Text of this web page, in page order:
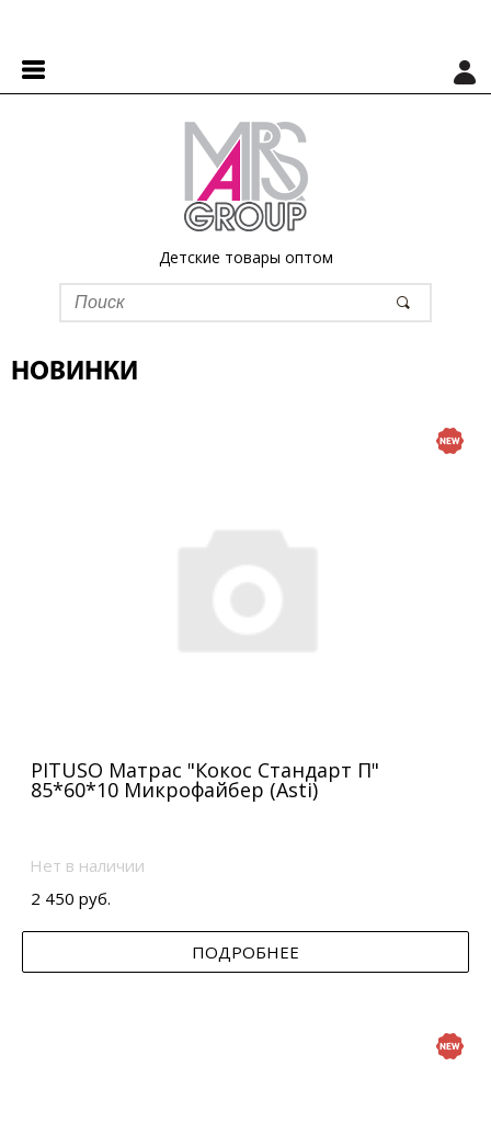
Детские товары оптом
НОВИНКИ
PITUSO Матрас "Кокос Стандарт П"
85*60*10 Микрофайбер (Asti)
Нет в наличии
2 450 руб.
ПОДРОБНЕЕ